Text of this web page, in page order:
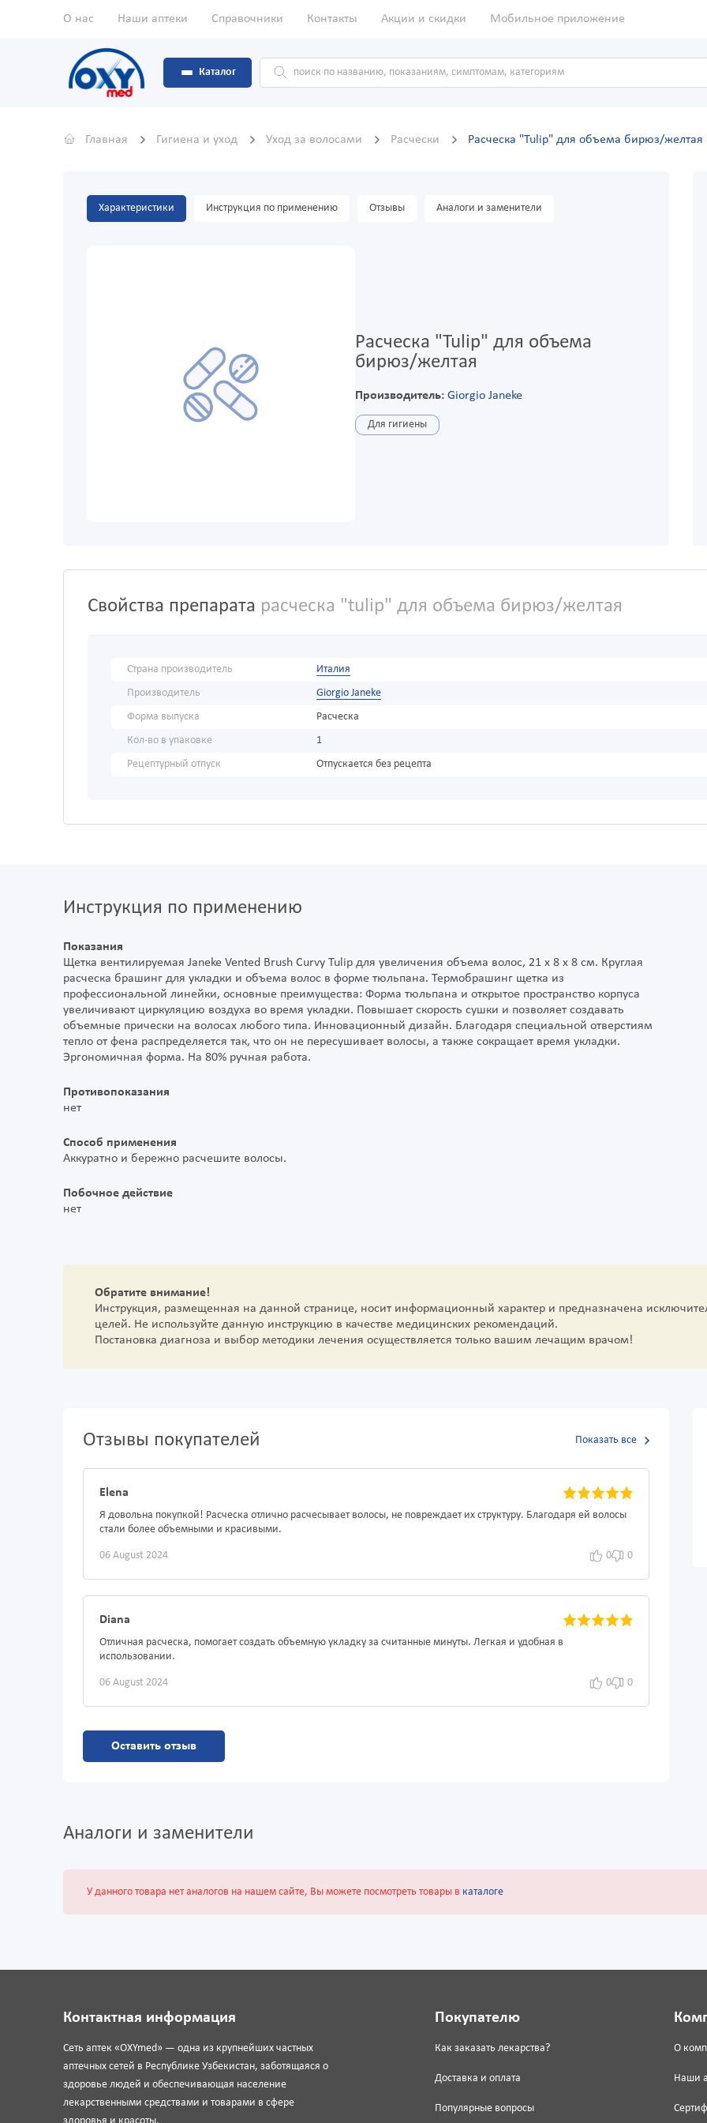
О нас Наши аптеки Справочники Контакты Акции и скидки Мобильное приложение
Каталог
Главная Гигиена и уход Уход за волосами Расчески Расческа "Tulip" для объема бирюз/желтая
Характеристики Инструкция по применению Отзывы Аналоги и заменители
Расческа "Tulip" для объема
бирюз/желтая
Производитель: Giorgio Janeke
Для гигиены
Свойства препарата расческа "tulip" для объема бирюз/желтая
Страна производитель
Италия
Производитель
Giorgio Janeke
Форма выпуска
Расческа
Кол-во в упаковке
1
Рецептурный отпуск
Отпускается без рецепта
Инструкция по применению
Показания
Щетка вентилируемая Janeke Vented Brush Curvy Tulip для увеличения объема волос, 21 x 8 x 8 см. Круглая
расческа брашинг для укладки и объема волос в форме тюльпана. Термобрашинг щетка из
профессиональной линейки, основные преимущества: Форма тюльпана и открытое пространство корпуса
увеличивают циркуляцию воздуха во время укладки. Повышает скорость сушки и позволяет создавать
объемные прически на волосах любого типа. Инновационный дизайн. Благодаря специальной отверстиям
тепло от фена распределяется так, что он не пересушивает волосы, а также сокращает время укладки.
Эргономичная форма. На 80% ручная работа.
Противопоказания
нет
Способ применения
Аккуратно и бережно расчешите волосы.
Побочное действие
нет
Обратите внимание!
Инструкция, размещенная на данной странице, носит информационный характер и предназначена
целей. Не используйте данную инструкцию в качестве медицинских рекомендаций.
Постановка диагноза и выбор методики лечения осуществляется только вашим лечащим врачом!
Отзывы покупателей Показать все
Elena
Я довольна покупкой! Расческа отлично расчесывает волосы, не повреждает их структуру. Благодаря ей волосы
стали более объемными и красивыми.
06 August 2024 0 0
Diana
Отличная расческа, помогает создать объемную укладку за считанные минуты. Легкая и удобная в
использовании.
06 August 2024 0 0
Оставить отзыв
Аналоги и заменители
У данного товара нет аналогов на нашем сайте, Вы можете посмотреть товары в каталоге
Контактная информация
Сеть аптек «OXYmed» — одна из крупнейших частных
аптечных сетей в Республике Узбекистан, заботящаяся о
здоровье людей и обеспечивающая население
лекарственными средствами и товарами в сфере
Покупателю
Как заказать лекарства?
Доставка и оплата
Популярные вопросы
О
Наши